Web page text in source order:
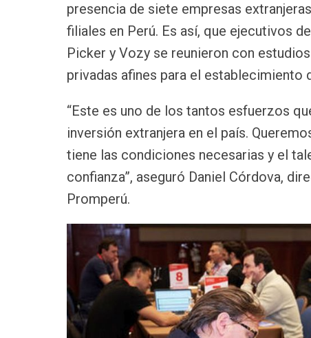
presencia de siete empresas
filiales en Perú. Es así, que ejecutivos
Picker y Vozy se reunieron con
privadas afines para el establecimiento
“Este es uno de los tantos esfuerzos
inversión extranjera en el país.
tiene las condiciones necesarias y el
confianza”, aseguró Daniel Córdova,
Promperú.